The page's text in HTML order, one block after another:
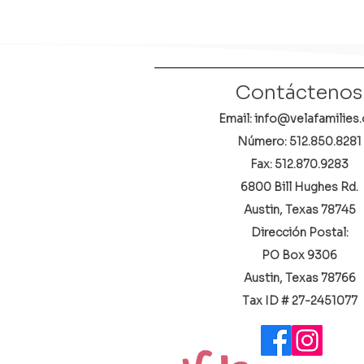
Contáctenos
Email:
Número: 512.850.8281
Fax: 512.870.9283
6800 Bill Hughes Rd.
Austin, Texas 78745
Dirección Postal:
PO Box 9306
Austin, Texas 78766
​Tax ID # 27-2451077